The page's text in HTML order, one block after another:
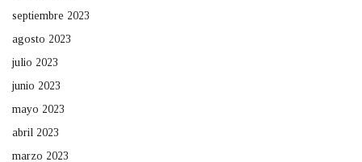
septiembre 2023
agosto 2023
julio 2023
junio 2023
mayo 2023
abril 2023
marzo 2023